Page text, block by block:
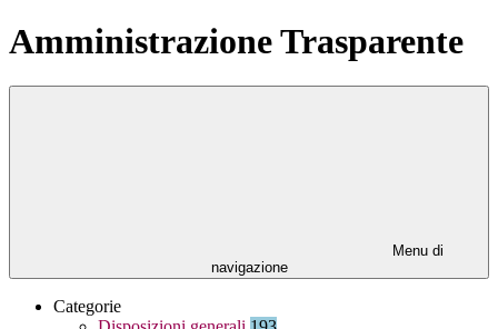
Amministrazione Trasparente
Menu di
navigazione
Categorie